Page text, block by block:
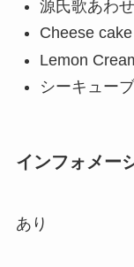
源氏歌あわ
Cheese
Lemon
シーキュー
インフォメー
あり